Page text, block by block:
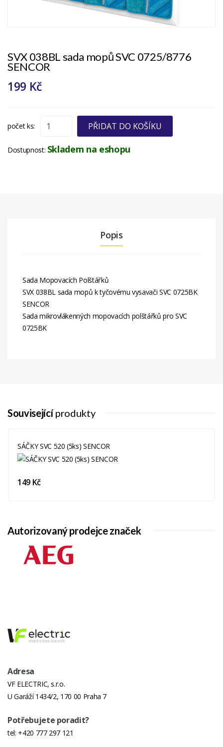
SVX 038BL sada mopů SVC 0725/8776
SENCOR
199 Kč
počet ks: PŘIDAT DO KOŠÍKU
Dostupnost: Skladem na eshopu
Popis
Sada Mopovacích Polštářků
SVX 038BL sada mopů k tyčovému vysavači SVC 0725BK
SENCOR
Sada mikrovlákenných mopovacích polštářků pro SVC
0725BK
Související produkty
SÁČKY SVC 520 (5ks) SENCOR
149 Kč
Autorizovaný prodejce značek
Adresa
VF ELECTRIC, s.r.o.
U Garáží 1434/2, 170 00 Praha 7
Potřebujete poradit?
tel: +420 777 297 121